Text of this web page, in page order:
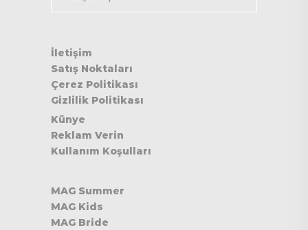
İletişim
Satış Noktaları
Çerez Politikası
Gizlilik Politikası
Künye
Reklam Verin
Kullanım Koşulları
MAG Summer
MAG Kids
MAG Bride